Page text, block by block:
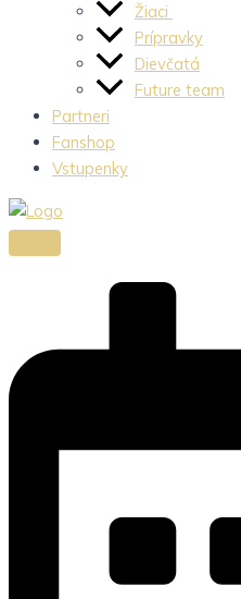
Žiaci
Prípravky
Dievčatá
Future team
Partneri
Fanshop
Vstupenky